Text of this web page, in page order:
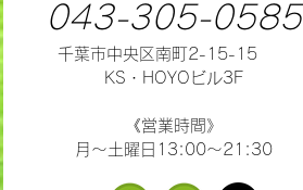
043-305-0585
千葉市中央区南町2-15-15
KS・HOYOビル3F
《営業時間》
月～土曜日13:00～21:30